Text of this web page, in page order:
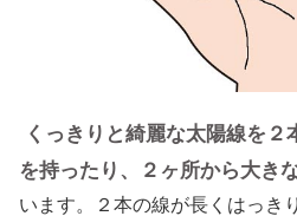
くっきりと綺麗な太陽線を
を持ったり、２ヶ所から大き
います。２本の線が長くはっき